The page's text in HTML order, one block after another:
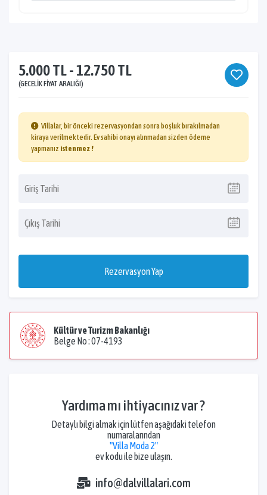
5.000 TL - 12.750 TL
(GECELIK FIYAT ARALIĞI)
Villalar, bir önceki rezervasyondan sonra boşluk bırakılmadan
kiraya verilmektedir. Ev sahibi onayı alınmadan sizden ödeme
yapmanız istenmez !
Rezervasyon Yap
Kültür ve Turizm Bakanlığı
Belge No : 07-4193
Yardıma mı ihtiyacınız var ?
Detaylı bilgi almak için lütfen aşağıdaki telefon
numaralarından
"Villa Moda 2"
ev kodu ile bize ulaşın.
info@dalvillalari.com